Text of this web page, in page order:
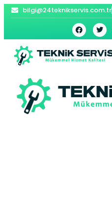
bilgi@24teknikservis.com.tr